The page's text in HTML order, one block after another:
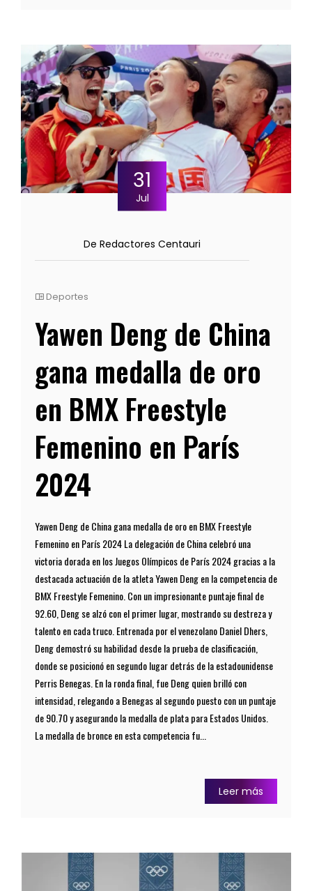
31
Jul
De Redactores Centauri
Deportes
Yawen Deng de China
gana medalla de oro
en BMX Freestyle
Femenino en París
2024
Yawen Deng de China gana medalla de oro en BMX Freestyle
Femenino en París 2024 La delegación de China celebró una
victoria dorada en los Juegos Olímpicos de París 2024 gracias a la
destacada actuación de la atleta Yawen Deng en la competencia de
BMX Freestyle Femenino. Con un impresionante puntaje final de
92.60, Deng se alzó con el primer lugar, mostrando su destreza y
talento en cada truco. Entrenada por el venezolano Daniel Dhers,
Deng demostró su habilidad desde la prueba de clasificación,
donde se posicionó en segundo lugar detrás de la estadounidense
Perris Benegas. En la ronda final, fue Deng quien brilló con
intensidad, relegando a Benegas al segundo puesto con un puntaje
de 90.70 y asegurando la medalla de plata para Estados Unidos.
La medalla de bronce en esta competencia fu...
Leer más